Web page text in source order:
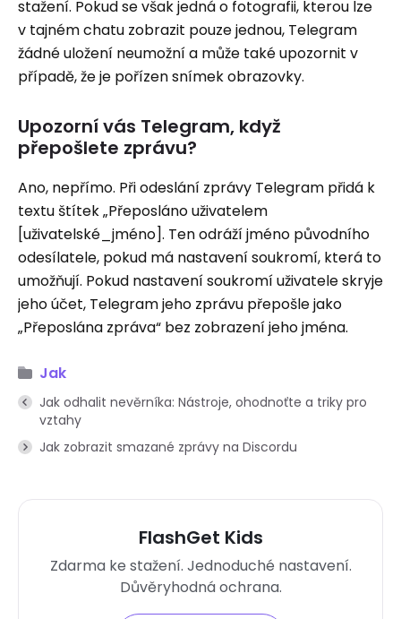
stažení. Pokud se však jedná o fotografii, kterou lze
v tajném chatu zobrazit pouze jednou, Telegram
žádné uložení neumožní a může také upozornit v
případě, že je pořízen snímek obrazovky.
Upozorní vás Telegram, když
přepošlete zprávu?
Ano, nepřímo. Při odeslání zprávy Telegram přidá k
textu štítek „Přeposláno uživatelem
[uživatelské_jméno]. Ten odráží jméno původního
odesílatele, pokud má nastavení soukromí, která to
umožňují. Pokud nastavení soukromí uživatele skryje
jeho účet, Telegram jeho zprávu přepošle jako
„Přeposlána zpráva“ bez zobrazení jeho jména.
Jak
Jak odhalit nevěrníka: Nástroje, ohodnoťte a triky pro
vztahy
Jak zobrazit smazané zprávy na Discordu
FlashGet Kids
Zdarma ke stažení. Jednoduché nastavení.
Důvěryhodná ochrana.